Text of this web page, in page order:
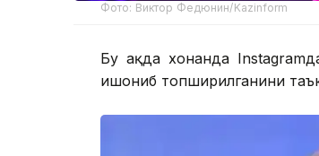
Фото: Виктор Федюнин/Kazinform
Бу ҳақда хонанда
ишониб топширилганини